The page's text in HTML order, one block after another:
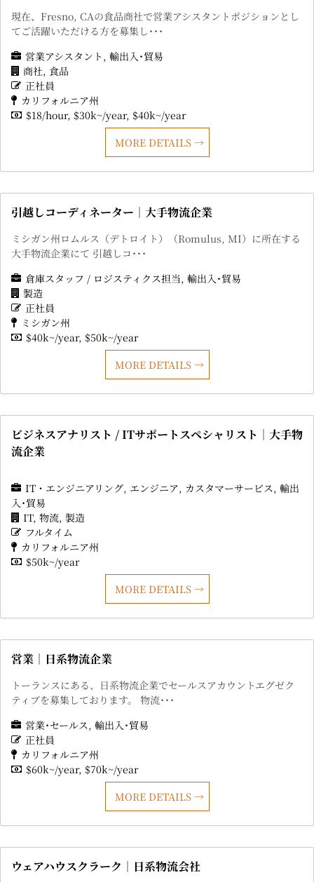
現在、Fresno, CAの食品商社で営業アシスタントポジションとし
てご活躍いただける方を募集し･･･
営業アシスタント 輸出入･貿易
商社 食品
正社員
カリフォルニア州
$18/hour $30k~/year $40k~/year
MORE DETAILS
引越しコーディネーター｜大手物流企業
ミシガン州ロムルス（デトロイト）（Romulus, MI）に所在する
大手物流企業にて 引越しコ･･･
倉庫スタッフ / ロジスティクス担当 輸出入･貿易
製造
正社員
ミシガン州
$40k~/year $50k~/year
MORE DETAILS
ビジネスアナリスト / ITサポートスペシャリスト｜大手物
流企業
IT・エンジニアリング エンジニア カスタマーサービス 輸出
入･貿易
IT 物流 製造
フルタイム
カリフォルニア州
$50k~/year
MORE DETAILS
営業｜日系物流企業
トーランスにある、日系物流企業でセールスアカウントエグゼク
ティブを募集しております。 物流･･･
営業･セールス 輸出入･貿易
正社員
カリフォルニア州
$60k~/year $70k~/year
MORE DETAILS
ウェアハウスクラーク｜日系物流会社